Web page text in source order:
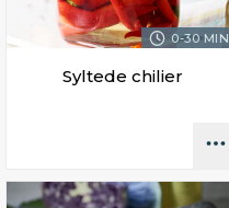
0-30 MIN.
Syltede chilier